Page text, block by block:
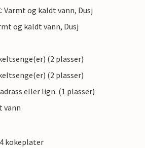
Varmt og kaldt vann, Dusj
og kaldt vann, Dusj
(2 plasser)
(2 plasser)
eller lign. (1 plasser)
vann
kokeplater